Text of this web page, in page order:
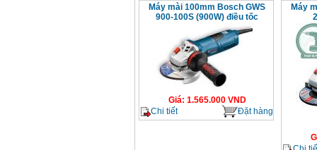
Máy mài 100mm Bosch GWS
900-100S (900W) điều tốc
Giá: 1.565.000VND
Chi tiết
Đặt hàng
Máy